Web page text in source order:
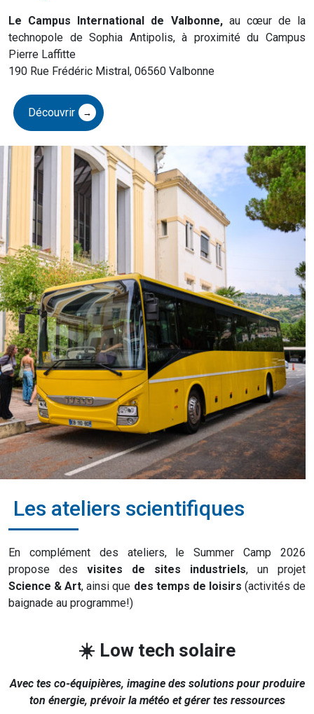
Le Campus International de Valbonne, au cœur de la
technopole de Sophia Antipolis, à proximité du Campus
Pierre Laffitte
190 Rue Frédéric Mistral, 06560 Valbonne
Découvrir
Les ateliers scientifiques
En complément des ateliers, le Summer Camp 2026
propose des visites de sites industriels, un projet
Science & Art, ainsi que des temps de loisirs (activités de
baignade au programme!)
☀️ Low tech solaire
Avec tes co-équipières, imagine des solutions pour produire
ton énergie, prévoir la météo et gérer tes ressources